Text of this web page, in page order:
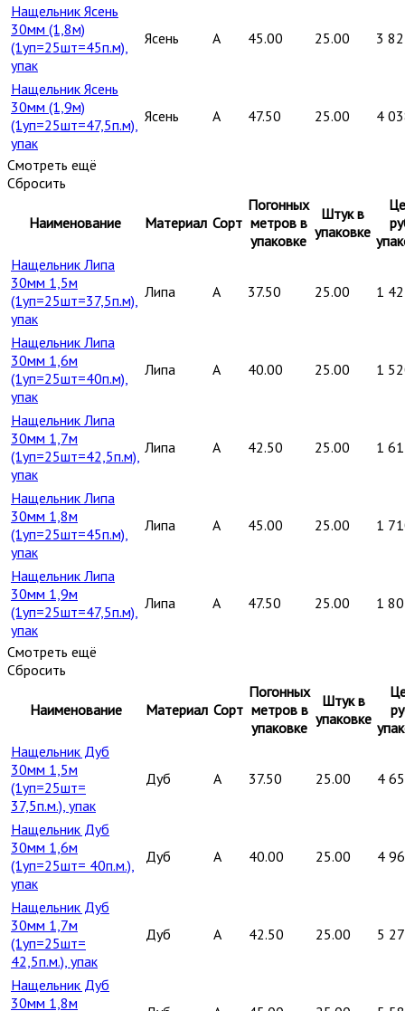
Нащельник Ясень
30мм (1,8м)
(1уп=25шт=45п.м),
упак
Ясень A 45.00 25.00 3
Нащельник Ясень
30мм (1,9м)
(1уп=25шт=47,5п.м),
упак
Ясень A 47.50 25.00 4
Смотреть ещё
Сбросить
Наименование Материал Сорт
Погонных
метров в
упаковке
Штук в
упаковке
Нащельник Липа
30мм 1,5м
(1уп=25шт=37,5п.м),
упак
Липа A 37.50 25.00 1
Нащельник Липа
30мм 1,6м
(1уп=25шт=40п.м),
упак
Липа A 40.00 25.00 1
Нащельник Липа
30мм 1,7м
(1уп=25шт=42,5п.м),
упак
Липа A 42.50 25.00 1
Нащельник Липа
30мм 1,8м
(1уп=25шт=45п.м),
упак
Липа A 45.00 25.00 1
Нащельник Липа
30мм 1,9м
(1уп=25шт=47,5п.м),
упак
Липа A 47.50 25.00 1
Смотреть ещё
Сбросить
Наименование Материал Сорт
Погонных
метров в
упаковке
Штук в
упаковке
Нащельник Дуб
30мм 1,5м
(1уп=25шт=
37,5п.м.), упак
Дуб A 37.50 25.00 4
Нащельник Дуб
30мм 1,6м
(1уп=25шт= 40п.м.),
упак
Дуб A 40.00 25.00 4
Нащельник Дуб
30мм 1,7м
(1уп=25шт=
42,5п.м.), упак
Дуб A 42.50 25.00 5
Нащельник Дуб
30мм 1,8м